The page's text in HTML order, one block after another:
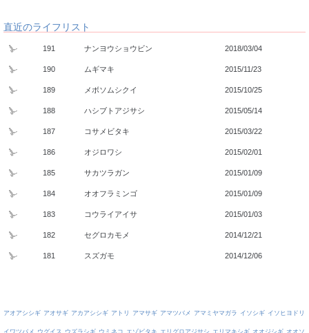
直近のライフリスト
191 ナンヨウショウビン 2018/03/04
190 ムギマキ 2015/11/23
189 メボソムシクイ 2015/10/25
188 ハシブトアジサシ 2015/05/14
187 コサメビタキ 2015/03/22
186 オジロワシ 2015/02/01
185 サカツラガン 2015/01/09
184 オオフラミンゴ 2015/01/09
183 コウライアイサ 2015/01/03
182 セグロカモメ 2014/12/21
181 スズガモ 2014/12/06
アオアシシギ アオサギ アカアシシギ アトリ アマサギ アマツバメ アマミヤマガラ イソシギ イソヒヨドリ
イワツバメ ウグイス ウズラシギ ウミネコ エゾビタキ エリグロアジサシ エリマキシギ オオジシギ オオソ